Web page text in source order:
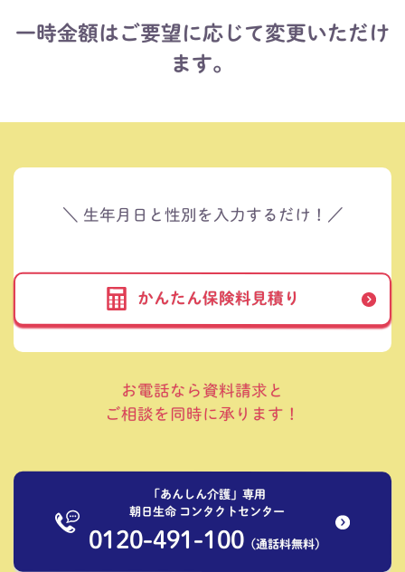
一時金額はご要望に応じて変更いただけ
ます。
＼ 生年月日と性別を入力するだけ！／
かんたん保険料見積り
お電話なら資料請求と
ご相談を同時に承ります！
「あんしん介護」専用
朝日生命 コンタクトセンター
0120-491-100（通話料無料）